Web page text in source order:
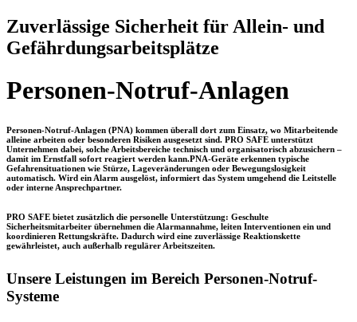
Zuverlässige Sicherheit für Allein- und
Gefährdungsarbeitsplätze
Personen-Notruf-Anlagen
Personen-Notruf-Anlagen (PNA) kommen überall dort zum Einsatz, wo Mitarbeitende
alleine arbeiten oder besonderen Risiken ausgesetzt sind. PRO SAFE unterstützt
Unternehmen dabei, solche Arbeitsbereiche technisch und organisatorisch abzusichern –
damit im Ernstfall sofort reagiert werden kann.PNA-Geräte erkennen typische
Gefahrensituationen wie Stürze, Lageveränderungen oder Bewegungslosigkeit
automatisch. Wird ein Alarm ausgelöst, informiert das System umgehend die Leitstelle
oder interne Ansprechpartner.
PRO SAFE bietet zusätzlich die personelle Unterstützung: Geschulte
Sicherheitsmitarbeiter übernehmen die Alarmannahme, leiten Interventionen ein und
koordinieren Rettungskräfte. Dadurch wird eine zuverlässige Reaktionskette
gewährleistet, auch außerhalb regulärer Arbeitszeiten.
Unsere Leistungen im Bereich Personen-Notruf-
Systeme